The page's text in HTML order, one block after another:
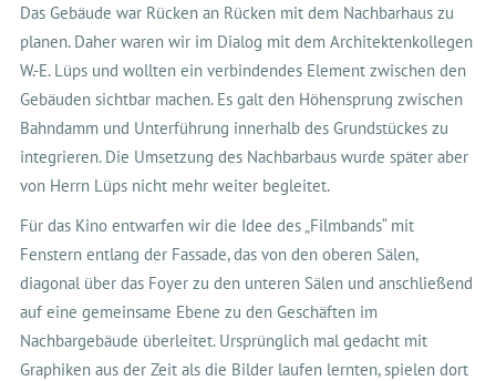
Das Gebäude war Rücken an Rücken mit dem Nachbarhaus zu
planen. Daher waren wir im Dialog mit dem Architektenkollegen
W.-E. Lüps und wollten ein verbindendes Element zwischen den
Gebäuden sichtbar machen. Es galt den Höhensprung zwischen
Bahndamm und Unterführung innerhalb des Grundstückes zu
integrieren. Die Umsetzung des Nachbarbaus wurde später aber
von Herrn Lüps nicht mehr weiter begleitet.
Für das Kino entwarfen wir die Idee des „Filmbands“ mit
Fenstern entlang der Fassade, das von den oberen Sälen,
diagonal über das Foyer zu den unteren Sälen und anschließend
auf eine gemeinsame Ebene zu den Geschäften im
Nachbargebäude überleitet. Ursprünglich mal gedacht mit
Graphiken aus der Zeit als die Bilder laufen lernten, spielen dort